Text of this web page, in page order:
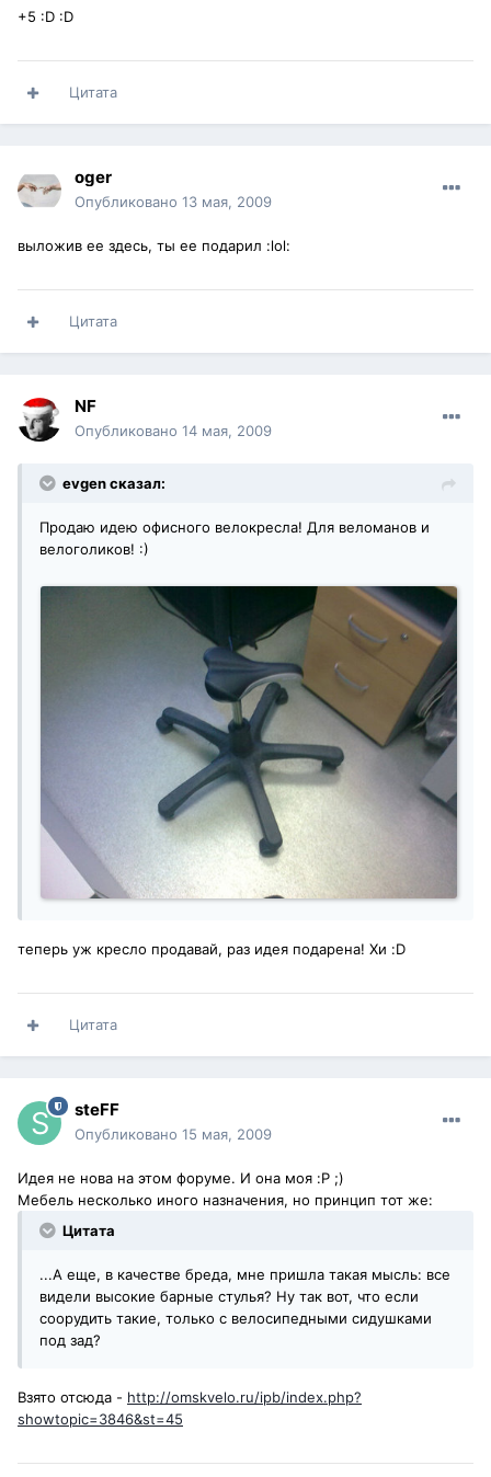
+5 :D :D
Цитата
oger
Опубликовано 13 мая, 2009
выложив ее здесь, ты ее подарил :lol:
Цитата
NF
Опубликовано 14 мая, 2009
evgen сказал:
Продаю идею офисного велокресла! Для веломанов и
велоголиков! :)
теперь уж кресло продавай, раз идея подарена! Хи :D
Цитата
steFF
Опубликовано 15 мая, 2009
Идея не нова на этом форуме. И она моя :P ;)
Мебель несколько иного назначения, но принцип тот же:
Цитата
...А еще, в качестве бреда, мне пришла такая мысль: все
видели высокие барные стулья? Ну так вот, что если
соорудить такие, только с велосипедными сидушками
под зад?
Взято отсюда - http://omskvelo.ru/ipb/index.php?
showtopic=3846&st=45